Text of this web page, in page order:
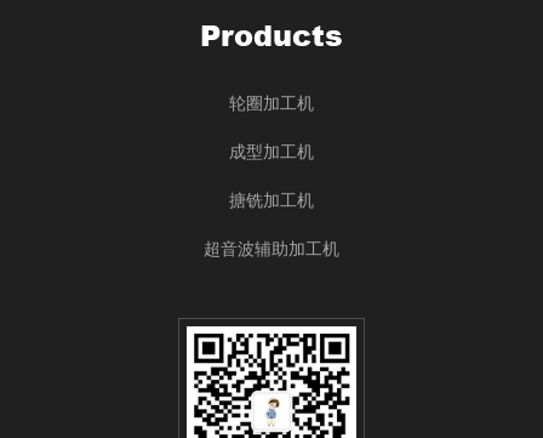
Products
轮圈加工机
成型加工机
搪铣加工机
超音波辅助加工机